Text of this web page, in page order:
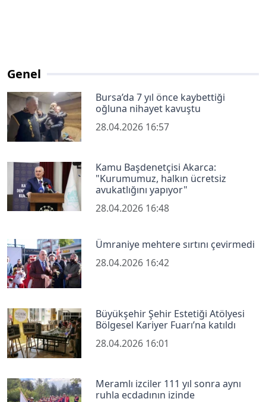
Genel
Bursa’da 7 yıl önce kaybettiği
oğluna nihayet kavuştu
28.04.2026 16:57
Kamu Başdenetçisi Akarca:
"Kurumumuz, halkın ücretsiz
avukatlığını yapıyor"
28.04.2026 16:48
Ümraniye mehtere sırtını çevirmedi
28.04.2026 16:42
Büyükşehir Şehir Estetiği Atölyesi
Bölgesel Kariyer Fuarı’na katıldı
28.04.2026 16:01
Meramlı izciler 111 yıl sonra aynı
ruhla ecdadının izinde